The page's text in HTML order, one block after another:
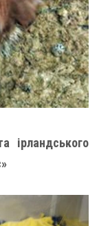
ірландського